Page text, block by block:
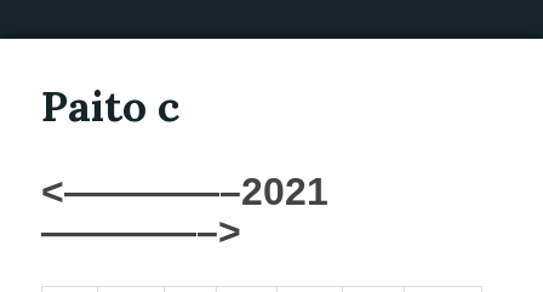
Paito c
<————–2021
————–>